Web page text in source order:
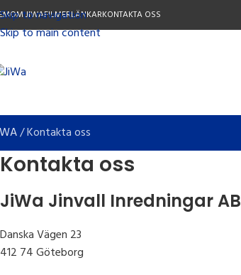
Skip to navigation
Skip to main content
OM JIWAFILMERLÄNKARKONTAKTA OSS
/Kontakta oss
Kontakta oss
JiWa Jinvall Inredningar AB
Danska Vägen 23
412 74 Göteborg